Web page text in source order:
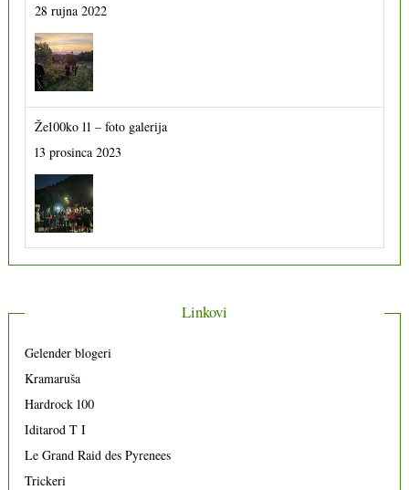
28 rujna 2022
Že100ko 11 – foto galerija
13 prosinca 2023
Linkovi
Gelender blogeri
Kramaruša
Hardrock 100
Iditarod T I
Le Grand Raid des Pyrenees
Trickeri